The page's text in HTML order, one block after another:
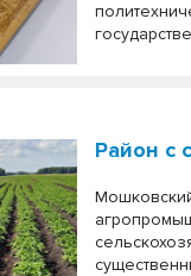
Район с